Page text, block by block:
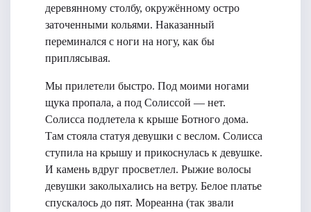
деревянному столбу, окружённому остро
заточенными кольями. Наказанный
переминался с ноги на ногу, как бы
приплясывая.
Мы прилетели быстро. Под моими ногами
щука пропала, а под Солиссой — нет.
Солисса подлетела к крыше Ботного дома.
Там стояла статуя девушки с веслом. Солисса
ступила на крышу и прикоснулась к девушке.
И камень вдруг просветлел. Рыжие волосы
девушки заколыхались на ветру. Белое платье
спускалось до пят. Мореанна (так звали